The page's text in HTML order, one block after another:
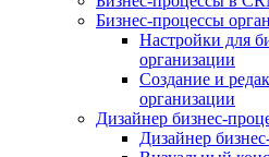
Бизнес-процессы
Настройки для
организации
Создание и
организации
Дизайнер бизнес-
Дизайнер